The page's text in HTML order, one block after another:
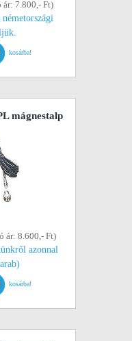
ár: 7.800,- Ft)
kosárba!
mágnestalp
ár: 8.600,- Ft)
azonnal
kosárba!